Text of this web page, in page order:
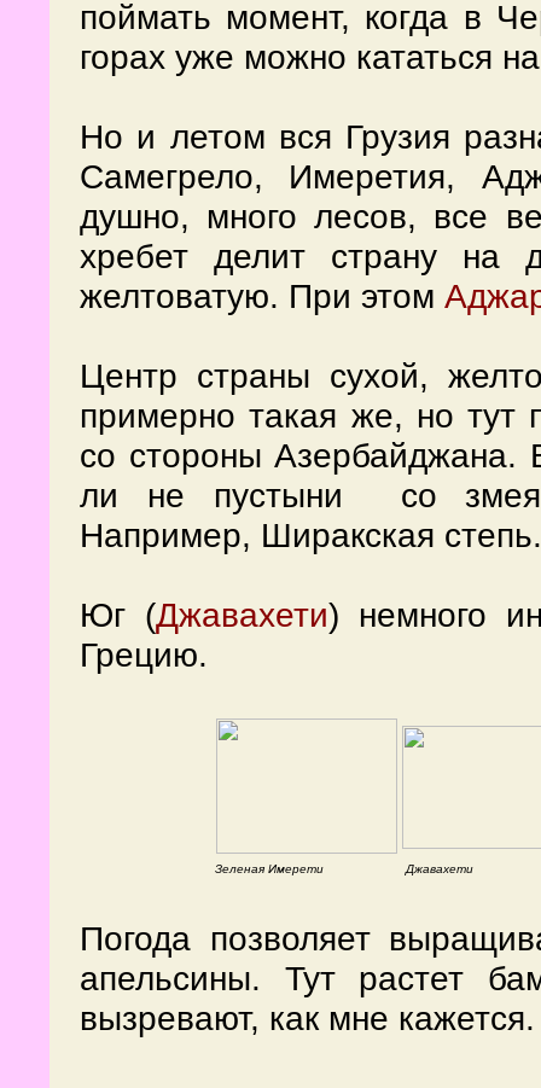
поймать момент, когда в
горах уже можно кататься
Но и летом вся Грузия
Самегрело, Имеретия,
душно, много лесов, все
хребет делит страну на
желтоватую. При этом
Центр страны сухой,
примерно такая же, но тут
со стороны Азербайджана.
ли не пустыни
со
Например, Ширакская степь.
Юг (Джавахети) немного
Грецию.
Зеленая Имерети Джавахети
Погода позволяет
апельсины. Тут растет
вызревают, как мне